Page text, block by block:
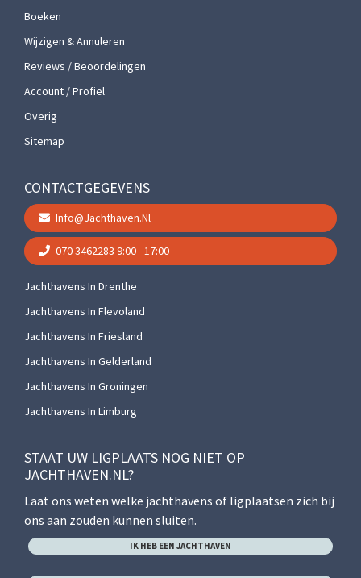
Boeken
Wijzigen & Annuleren
Reviews / Beoordelingen
Account / Profiel
Overig
Sitemap
CONTACTGEGEVENS
Info@jachthaven.nl
070 3462283 9:00 - 17:00
Jachthavens In Drenthe
Jachthavens In Flevoland
Jachthavens In Friesland
Jachthavens In Gelderland
Jachthavens In Groningen
Jachthavens In Limburg
STAAT UW LIGPLAATS NOG NIET OP
JACHTHAVEN.NL?
Laat ons weten welke jachthavens of ligplaatsen zich bij
ons aan zouden kunnen sluiten.
IK HEB EEN JACHTHAVEN